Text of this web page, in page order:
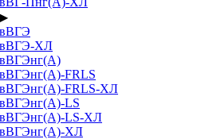
ХЛ
FRLS
FRLS-ХЛ
LS
LS-ХЛ
ХЛ